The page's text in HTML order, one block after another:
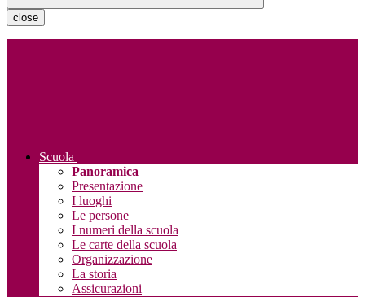
close
Scuola
Panoramica
Presentazione
I luoghi
Le persone
I numeri della scuola
Le carte della scuola
Organizzazione
La storia
Assicurazioni